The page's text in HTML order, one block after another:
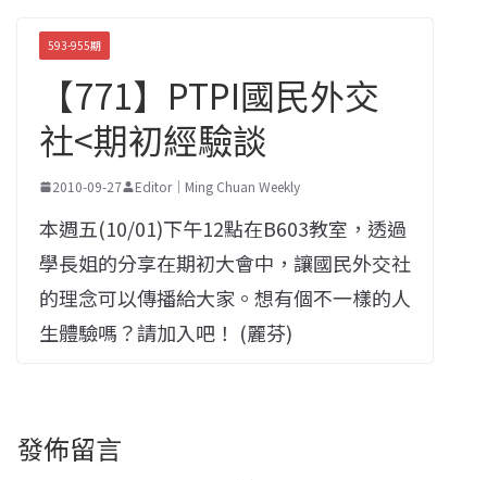
593-955期
【771】PTPI國民外交
社<期初經驗談
2010-09-27 Editor｜Ming Chuan Weekly
本週五(10/01)下午12點在B603教室，透過
學長姐的分享在期初大會中，讓國民外交社
的理念可以傳播給大家。想有個不一樣的人
生體驗嗎？請加入吧！ (麗芬)
發佈留言